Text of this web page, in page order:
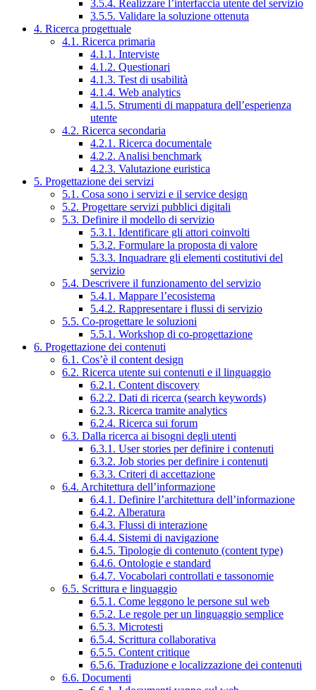
3.5.4. Realizzare l’interfaccia utente del servizio
3.5.5. Validare la soluzione ottenuta
4. Ricerca progettuale
4.1. Ricerca primaria
4.1.1. Interviste
4.1.2. Questionari
4.1.3. Test di usabilità
4.1.4. Web analytics
4.1.5. Strumenti di mappatura dell’esperienza
utente
4.2. Ricerca secondaria
4.2.1. Ricerca documentale
4.2.2. Analisi benchmark
4.2.3. Valutazione euristica
5. Progettazione dei servizi
5.1. Cosa sono i servizi e il service design
5.2. Progettare servizi pubblici digitali
5.3. Definire il modello di servizio
5.3.1. Identificare gli attori coinvolti
5.3.2. Formulare la proposta di valore
5.3.3. Inquadrare gli elementi costitutivi del
servizio
5.4. Descrivere il funzionamento del servizio
5.4.1. Mappare l’ecosistema
5.4.2. Rappresentare i flussi di servizio
5.5. Co-progettare le soluzioni
5.5.1. Workshop di co-progettazione
6. Progettazione dei contenuti
6.1. Cos’è il content design
6.2. Ricerca utente sui contenuti e il linguaggio
6.2.1. Content discovery
6.2.2. Dati di ricerca (search keywords)
6.2.3. Ricerca tramite analytics
6.2.4. Ricerca sui forum
6.3. Dalla ricerca ai bisogni degli utenti
6.3.1. User stories per definire i contenuti
6.3.2. Job stories per definire i contenuti
6.3.3. Criteri di accettazione
6.4. Architettura dell’informazione
6.4.1. Definire l’architettura dell’informazione
6.4.2. Alberatura
6.4.3. Flussi di interazione
6.4.4. Sistemi di navigazione
6.4.5. Tipologie di contenuto (content type)
6.4.6. Ontologie e standard
6.4.7. Vocabolari controllati e tassonomie
6.5. Scrittura e linguaggio
6.5.1. Come leggono le persone sul web
6.5.2. Le regole per un linguaggio semplice
6.5.3. Microtesti
6.5.4. Scrittura collaborativa
6.5.5. Content critique
6.5.6. Traduzione e localizzazione dei contenuti
6.6. Documenti